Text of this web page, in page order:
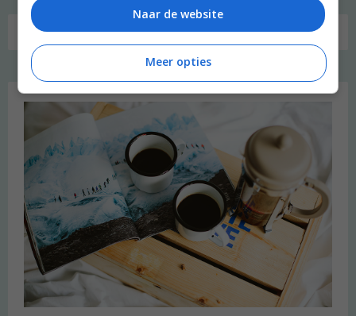
Favoriet
Naar de website
Meer opties